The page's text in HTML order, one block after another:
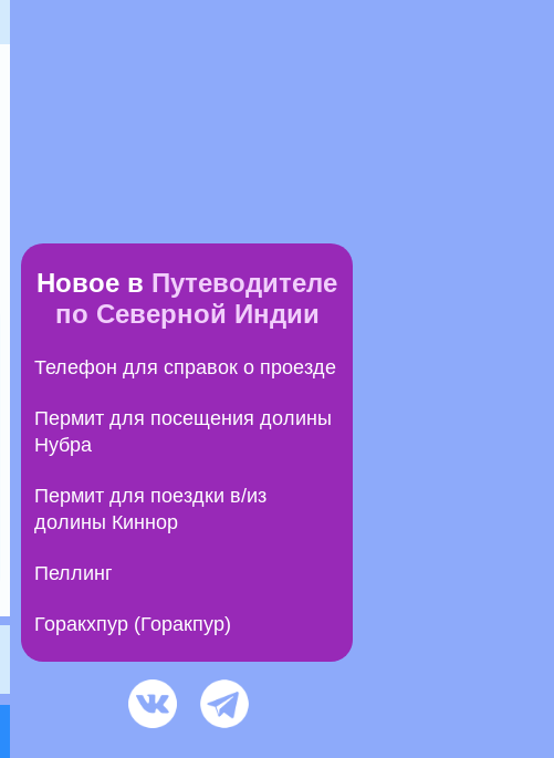
Новое в Путеводителе
по Северной Индии
Телефон для справок о проезде
Пермит для посещения долины
Нубра
Пермит для поездки в/из
долины Киннор
Пеллинг
Горакхпур (Горакпур)